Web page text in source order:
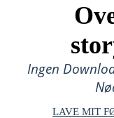
Ingen
LAVE MIT